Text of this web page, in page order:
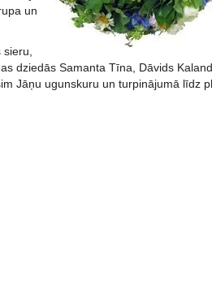
un
dziedās Samanta Tīna, Dāvids
Jāņu ugunskuru un turpinājumā līdz